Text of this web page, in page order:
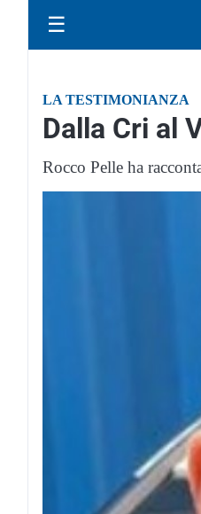
☰
LA TESTIMONIANZA
Dalla Cri al
Rocco Pelle ha